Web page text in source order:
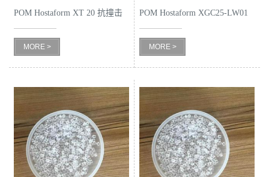
线
留
言
POM Hostaform XT 20 抗撞击
性
MORE >
POM Hostaform XGC25-LW01
低摩擦系
MORE >